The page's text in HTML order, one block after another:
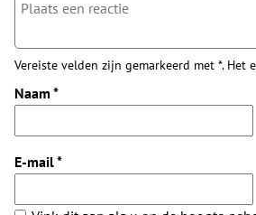
Vereiste velden zijn gemarkeerd met *.
Naam *
E-mail*